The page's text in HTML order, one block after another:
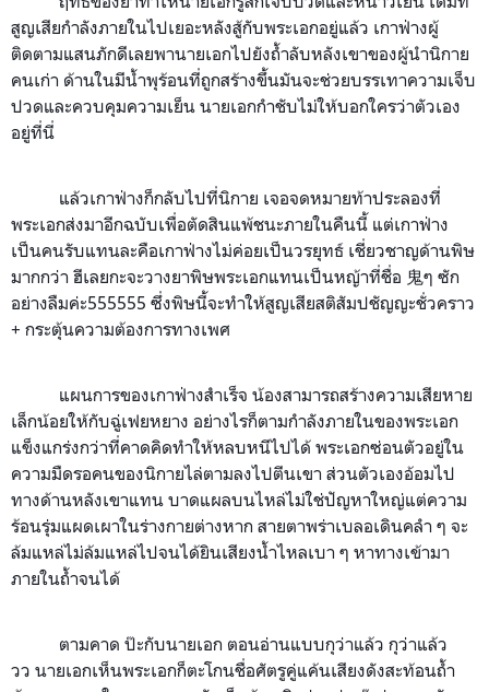
สูญเสียกำลังภายในไปเยอะหลังสู้กับพระเอกอยู่แล้ว เกาฟ่างผู้
ติดตามแสนภักดีเลยพานายเอกไปยังถ้ำลับหลังเขาของผู้นำนิกาย
คนเก่า ด้านในมีน้ำพุร้อนที่ถูกสร้างขึ้นมันจะช่วยบรรเทาความเจ็บ
ปวดและควบคุมความเย็น นายเอกกำชับไม่ให้บอกใครว่าตัวเอง
อยู่ที่นี่
แล้วเกาฟ่างก็กลับไปที่นิกาย เจอจดหมายท้าประลองที่
พระเอกส่งมาอีกฉบับเพื่อตัดสินแพ้ชนะภายในคืนนี้ แต่เกาฟ่าง
เป็นคนรับแทนละคือเกาฟ่างไม่ค่อยเป็นวรยุทธ์ เชี่ยวชาญด้านพิษ
มากกว่า ฮีเลยกะจะวางยาพิษพระเอกแทนเป็นหญ้าที่ชื่อ 鬼ๆ ซัก
อย่างลืมค่ะ555555 ซึ่งพิษนี้จะทำให้สูญเสียสติสัมปชัญญะชั่วคราว
+ กระตุ้นความต้องการทางเพศ
แผนการของเกาฟ่างสำเร็จ น้องสามารถสร้างความเสียหาย
เล็กน้อยให้กับฉู่เฟยหยาง อย่างไรก็ตามกำลังภายในของพระเอก
แข็งแกร่งกว่าที่คาดคิดทำให้หลบหนีไปได้ พระเอกซ่อนตัวอยู่ใน
ความมืดรอคนของนิกายไล่ตามลงไปตีนเขา ส่วนตัวเองอ้อมไป
ทางด้านหลังเขาแทน บาดแผลบนไหล่ไม่ใช่ปัญหาใหญ่แต่ความ
ร้อนรุ่มแผดเผาในร่างกายต่างหาก สายตาพร่าเบลอเดินคลำ ๆ จะ
ล้มแหล่ไม่ล้มแหล่ไปจนได้ยินเสียงน้ำไหลเบา ๆ หาทางเข้ามา
ภายในถ้ำจนได้
ตามคาด ป๊ะกับนายเอก ตอนอ่านแบบกุว่าแล้ว กุว่าแล้ว
วว นายเอกเห็นพระเอกก็ตะโกนชื่อศัตรูคู่แค้นเสียงดังสะท้อนถ้ำ